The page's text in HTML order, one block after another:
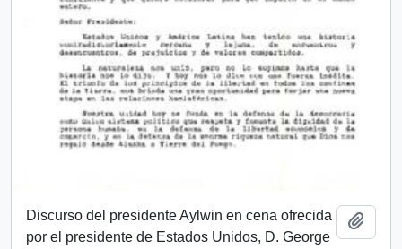
Discurso del presidente Aylwin en cena ofrecida
por el presidente de Estados Unidos, D. George